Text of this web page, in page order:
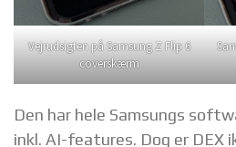
Vejrudsigten på Samsung Z Flip 6
coverskærm
Den har hele Samsungs
inkl. AI-features. Dog er DEX